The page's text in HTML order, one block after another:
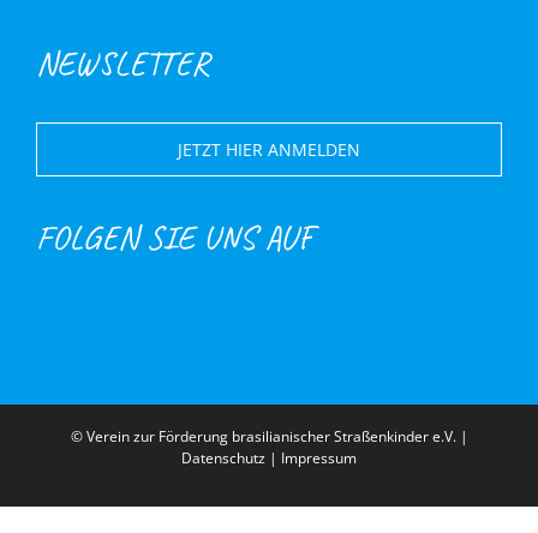
NEWSLETTER
JETZT HIER ANMELDEN
FOLGEN SIE UNS AUF
© Verein zur Förderung brasilianischer Straßenkinder e.V. |
Datenschutz | Impressum